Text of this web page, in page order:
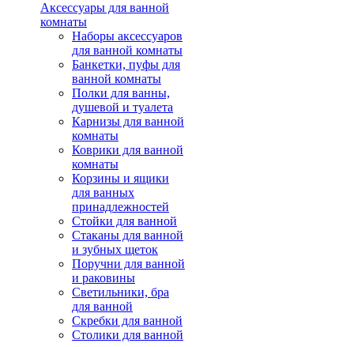
Аксессуары для ванной
комнаты
Наборы аксессуаров
для ванной комнаты
Банкетки, пуфы для
ванной комнаты
Полки для ванны,
душевой и туалета
Карнизы для ванной
комнаты
Коврики для ванной
комнаты
Корзины и ящики
для ванных
принадлежностей
Стойки для ванной
Стаканы для ванной
и зубных щеток
Поручни для ванной
и раковины
Светильники, бра
для ванной
Скребки для ванной
Столики для ванной